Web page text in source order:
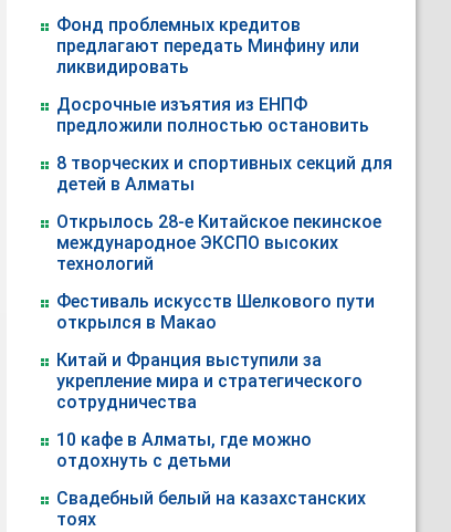
Фонд проблемных кредитов
предлагают передать Минфину или
ликвидировать
Досрочные изъятия из ЕНПФ
предложили полностью остановить
8 творческих и спортивных секций для
детей в Алматы
Открылось 28-е Китайское пекинское
международное ЭКСПО высоких
технологий
Фестиваль искусств Шелкового пути
открылся в Макао
Китай и Франция выступили за
укрепление мира и стратегического
сотрудничества
10 кафе в Алматы, где можно
отдохнуть с детьми
Свадебный белый на казахстанских
тоях